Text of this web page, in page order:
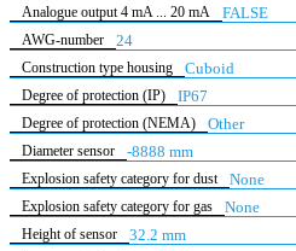
Analogue output 4 mA ... 20 mA FALSE
AWG-number 24
Construction type housing Cuboid
Degree of protection (IP) IP67
Degree of protection (NEMA) Other
Diameter sensor -8888 mm
Explosion safety category for dust None
Explosion safety category for gas None
Height of sensor 32.2 mm